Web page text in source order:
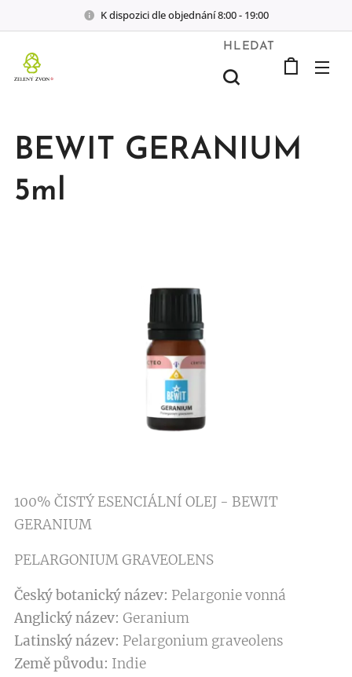
K dispozici dle objednání 8:00 - 19:00
HLEDAT
BEWIT GERANIUM
5ml
100% ČISTÝ ESENCIÁLNÍ OLEJ - BEWIT
GERANIUM
PELARGONIUM GRAVEOLENS
Český botanický název: Pelargonie vonná
Anglický název: Geranium
Latinský název: Pelargonium graveolens
Země původu: Indie